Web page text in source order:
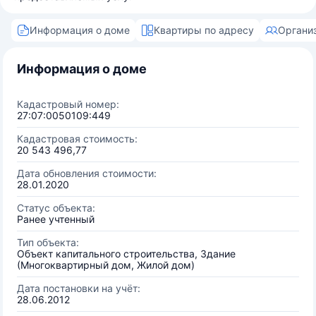
Информация о доме Квартиры по адресу
Информация о доме
Кадастровый номер:
27:07:0050109:449
Кадастровая стоимость:
20 543 496,77
Дата обновления стоимости:
28.01.2020
Статус объекта:
Ранее учтенный
Тип объекта:
Объект капитального строительства, Здание
(Многоквартирный дом, Жилой дом)
Дата постановки на учёт:
28.06.2012